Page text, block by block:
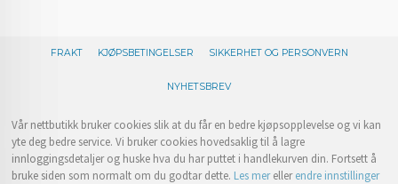
FRAKT KJØPSBETINGELSER SIKKERHET OG PERSONVERN
NYHETSBREV
Vår nettbutikk bruker cookies slik at du får en bedre kjøpsopplevelse og vi kan
yte deg bedre service. Vi bruker cookies hovedsaklig til å lagre
innloggingsdetaljer og huske hva du har puttet i handlekurven din. Fortsett å
bruke siden som normalt om du godtar dette. Les merellerendre innstillinger